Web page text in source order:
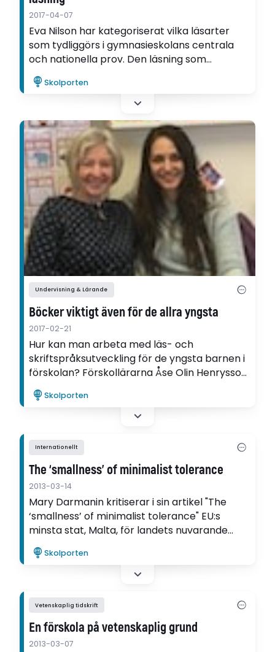
2017-04-07
Eva Nilson har kategoriserat vilka läsarter
som tydliggörs i gymnasieskolans centrala
och nationella prov. Den läsning som
efterfrågas mest är textanalys med fokus på
formfrågor samt läsning för att diskutera
Skolporten
Undervisning & Lärande
Böcker viktigt även för de allra yngsta
2017-02-21
Hur kan man arbeta med läs- och
skriftspråksutveckling för de yngsta barnen i
förskolan? Förskollärarna Åse Olin Henrysson
och Zoi Kiriaki Nilsson visar i sitt projekt hur
viktigt det är att skapa en tillåtande miljö där
även de allra yngsta barnen kan få utforska
Skolporten
Internationellt
The ‘smallness’ of minimalist tolerance
2013-03-14
Mary Darmanin kritiserar i sin artikel "The
‘smallness’ of minimalist tolerance" EU:s
minsta stat, Malta, för landets nuvarande
utbildningspraxis när det gäller integration av
invandrare och etniska minoritetselever.
Skolporten
Vetenskaplig tidskrift
En förskola på vetenskaplig grund
2013-03-07